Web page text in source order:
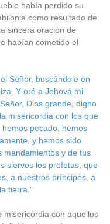
había perdido su
como resultado de
sincera oración de
habían cometido el
Señor, buscándole en
Y oré a Jehová mi
Dios grande, digno
misericordia con los que
pecado, hemos
y hemos sido
mandamientos y de tus
siervos los profetas, que
a nuestros príncipes, a
tierra.”
misericordia con aquellos